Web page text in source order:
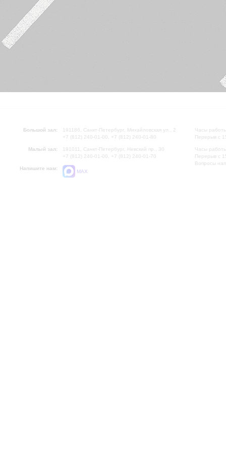
Большой зал:
191186, Санкт-Петербург, Михайловская ул., 2
+7 (812) 240-01-00, +7 (812) 240-01-80
Малый зал:
191011, Санкт-Петербург, Невский пр., 30
+7 (812) 240-01-00, +7 (812) 240-01-70
Напишите нам:
MAX
Часы
Перерыв с
Часы
Перерыв с
Вопросы